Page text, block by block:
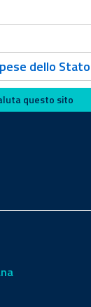
dello Stato
questo sito